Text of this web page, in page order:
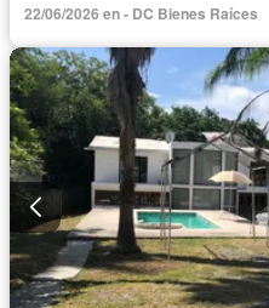
Cuarto de Limpieza
Internet
Jardín
Televisión por cable
Terraza
Completamente amueblado
22/06/2026 en - DC Bienes Raíces